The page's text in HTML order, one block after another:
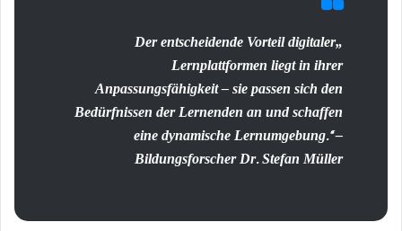
„Der entscheidende Vorteil digitaler
Lernplattformen liegt in ihrer
Anpassungsfähigkeit – sie passen sich den
Bedürfnissen der Lernenden an und schaffen
eine dynamische Lernumgebung.“ –
Bildungsforscher Dr. Stefan Müller